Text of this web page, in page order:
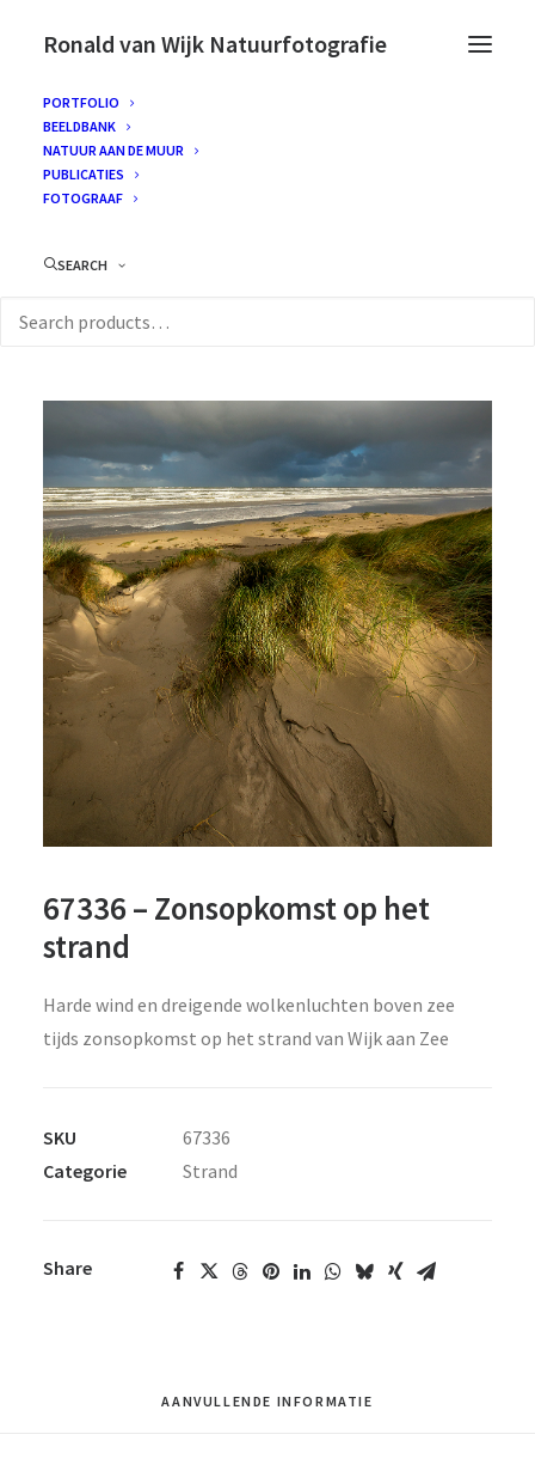
Ronald van Wijk Natuurfotografie
PORTFOLIO
BEELDBANK
NATUUR AAN DE MUUR
PUBLICATIES
FOTOGRAAF
SEARCH
67336 – Zonsopkomst op het
strand
Harde wind en dreigende wolkenluchten boven zee
tijds zonsopkomst op het strand van Wijk aan Zee
SKU
67336
Categorie
Strand
Share
AANVULLENDE INFORMATIE